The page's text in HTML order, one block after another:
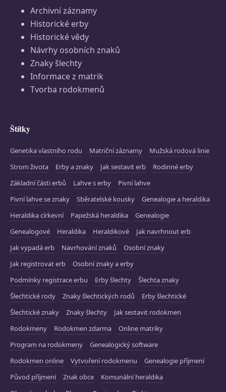
Archivní záznamy
Historické erby
Historické vědy
Návrhy osobních znaků
Znaky šlechty
Informace z matrik
Tvorba rodokmenů
Štítky
Genetika vlastního rodu Matriční záznamy
Mužská rodová linie
Strom života
Erby a znaky Jak sestavit erb
Rodinné erby
Základní části erbů
Lahve s erby
Pivní lahve
Pivní lahve se znaky
Sběratelské kousky
Genealogie a heraldika
Heraldika církevní
Papežská heraldika
Genealogie
Genealogové
Heraldika Heraldikové
Jak navrhnout erb
Jak vypadá erb
Navrhování znaků
Osobní znaky
Jak registrovat erb
Osobní znaky a erby
Podmínky registrace erbu
Erby šlechty
Šlechta znaky
Šlechtické rody
Znaky šlechtických rodů
Erby šlechtické
Šlechtické znaky
Znaky šlechty
Jak sestavit rodokmen
Rodokmeny
Rodokmen zdarma
Online matriky
Program na rodokmeny
Genealogický software
Rodokmen online
Vytvoření rodokmenu
Genealogie příjmení
Původ příjmení
Znak obce
Komunální heraldika